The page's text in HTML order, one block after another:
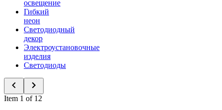
освещение
Гибкий
неон
Светодиодный
декор
Электроустановочные
изделия
Светодиоды
Item 1 of 12